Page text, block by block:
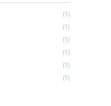
(1)
(1)
(1)
(1)
(1)
(1)